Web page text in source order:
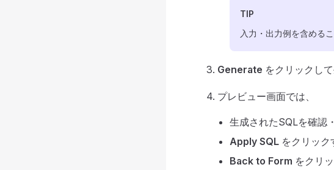
TIP
入力・出力例を含める
Generate をクリックし
プレビュー画面では、
生成されたSQLを確認
Apply SQL をクリック
Back to Form をクリ